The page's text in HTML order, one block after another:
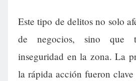
Este tipo de delitos no solo
de negocios, sino que
inseguridad en la zona. La
la rápida acción fueron clave